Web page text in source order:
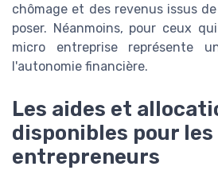
chômage et des revenus issus
poser. Néanmoins, pour ceux
micro entreprise représente
l'autonomie financière.
Les aides et
disponibles pour
entrepreneurs